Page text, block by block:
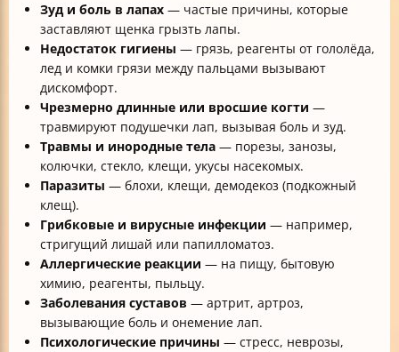
Зуд и боль в лапах — частые причины, которые
заставляют щенка грызть лапы.
Недостаток гигиены — грязь, реагенты от гололёда,
лед и комки грязи между пальцами вызывают
дискомфорт.
Чрезмерно длинные или вросшие когти —
травмируют подушечки лап, вызывая боль и зуд.
Травмы и инородные тела — порезы, занозы,
колючки, стекло, клещи, укусы насекомых.
Паразиты — блохи, клещи, демодекоз (подкожный
клещ).
Грибковые и вирусные инфекции — например,
стригущий лишай или папилломатоз.
Аллергические реакции — на пищу, бытовую
химию, реагенты, пыльцу.
Заболевания суставов — артрит, артроз,
вызывающие боль и онемение лап.
Психологические причины — стресс, неврозы,